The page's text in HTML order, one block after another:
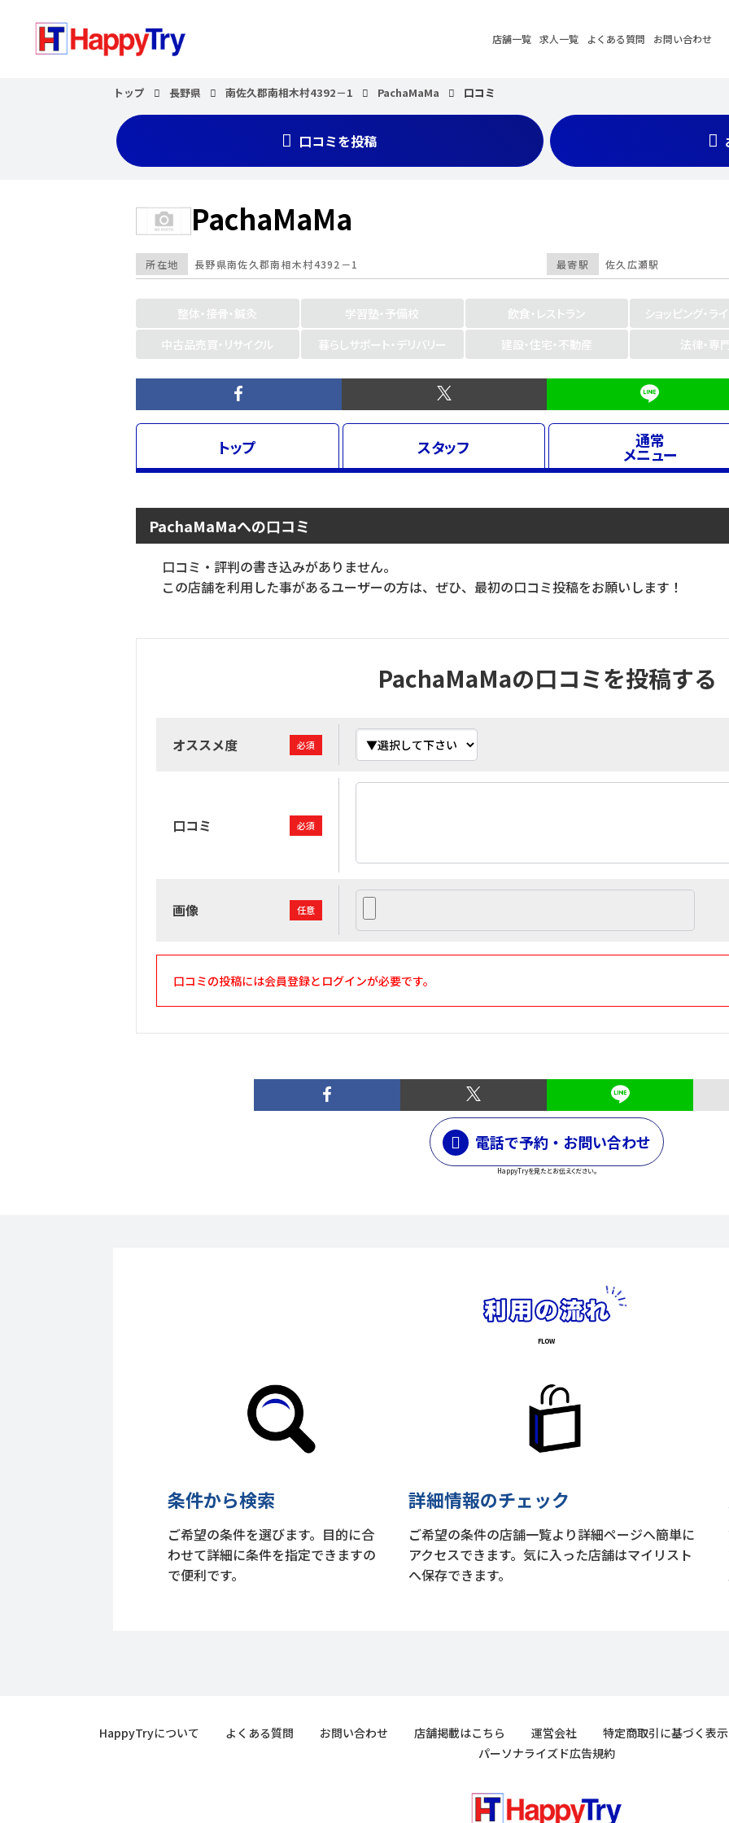
店舗一覧 求人一覧 よくある質問 お問い合わせ
トップ 長野県 南佐久郡南相木村4392－1 PachaMaMa 口コミ
口コミを投稿
PachaMaMa
最寄駅 佐久広瀬駅
所在地 長野県南佐久郡南相木村4392－1
整体・接骨・鍼灸 学習塾・予備校 飲食・レストラン
ショッピング・ラ
中古品売買・リサイクル
暮らしサポート・デリバリー 建設・住宅・不動産 法律・専
トップ スタッフ 通常
メニュー
PachaMaMaへの口コミ
口コミ・評判の書き込みがありません。
この店舗を利用した事があるユーザーの方は、ぜひ、最初の口コミ投稿をお願いします！
PachaMaMaの口コミを投稿する
オススメ度 必須
口コミ 必須
画像 任意
口コミの投稿には会員登録とログインが必要です。
電話で予約・お問い合わせ
HappyTryを見たとお伝えください。
条件から検索
ご希望の条件を選びます。目的に合
わせて詳細に条件を指定できますの
で便利です。
詳細情報のチェック
ご希望の条件の店舗一覧より詳細ページへ簡単に
アクセスできます。気に入った店舗はマイリスト
へ保存できます。
HappyTryについて よくある質問 お問い合わせ 店舗掲載はこちら 運営会社
特定商取引に基づく表示
パーソナライズド広告規約